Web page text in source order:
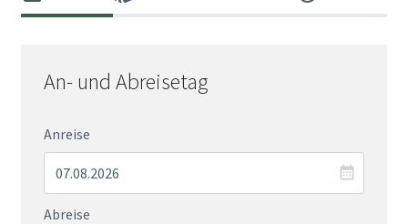
An- und Abreisetag
Anreise
Abreise